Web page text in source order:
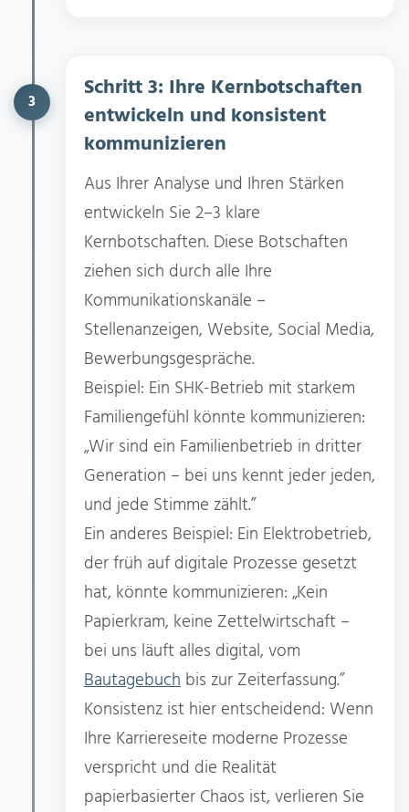
3
Schritt 3: Ihre Kernbotschaften
entwickeln und konsistent
kommunizieren
Aus Ihrer Analyse und Ihren Stärken
entwickeln Sie 2–3 klare
Kernbotschaften. Diese Botschaften
ziehen sich durch alle Ihre
Kommunikationskanäle –
Stellenanzeigen, Website, Social Media,
Bewerbungsgespräche.
Beispiel: Ein SHK-Betrieb mit starkem
Familiengefühl könnte kommunizieren:
„Wir sind ein Familienbetrieb in dritter
Generation – bei uns kennt jeder jeden,
und jede Stimme zählt.”
Ein anderes Beispiel: Ein Elektrobetrieb,
der früh auf digitale Prozesse gesetzt
hat, könnte kommunizieren: „Kein
Papierkram, keine Zettelwirtschaft –
bei uns läuft alles digital, vom
Bautagebuch bis zur Zeiterfassung.”
Konsistenz ist hier entscheidend: Wenn
Ihre Karriereseite moderne Prozesse
verspricht und die Realität
papierbasierter Chaos ist, verlieren Sie